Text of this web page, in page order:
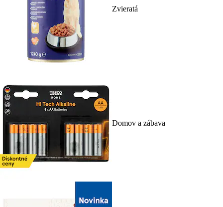
Zvieratá
Domov a zábava